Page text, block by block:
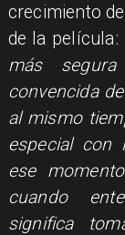
crecimiento
de la película:
más
convencida
al mismo
especial con
ese
cuando
significa